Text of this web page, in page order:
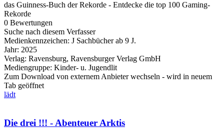
das Guinness-Buch der Rekorde - Entdecke die top 100 Gaming-
Rekorde
0 Bewertungen
Suche nach diesem Verfasser
Medienkennzeichen: J Sachbücher ab 9 J.
Jahr: 2025
Verlag: Ravensburg, Ravensburger Verlag GmbH
Mediengruppe: Kinder- u. Jugendlit
Zum Download von externem Anbieter wechseln - wird in neuem
Tab geöffnet
lädt
Die drei !!! - Abenteuer Arktis